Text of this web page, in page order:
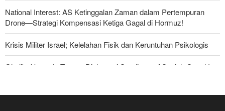
National Interest: AS Ketinggalan Zaman dalam Pertempuran
Drone—Strategi Kompensasi Ketiga Gagal di Hormuz!
Krisis Militer Israel; Kelelahan Fisik dan Keruntuhan Psikologis
Ghalibaf kepada Trump: Diplomasi Sandiwara AS telah Gagal !